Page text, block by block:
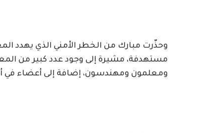
وحذّرت مبارك من الخطر الأمني الذي يهدد
مستهدفة، مشيرة إلى وجود عدد كبير من
ومعلمون ومهندسون، إضافة إلى أعضاء في